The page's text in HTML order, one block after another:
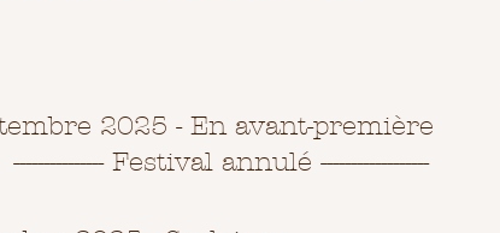
2025 - En avant-première
Festival annulé ------------------